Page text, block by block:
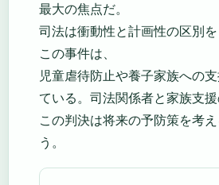
最大の焦点だ。
司法は衝動性と計画性の区別を
この事件は、
児童虐待防止や養子家族への
ている。司法関係者と家族支援
この判決は将来の予防策を考
う。